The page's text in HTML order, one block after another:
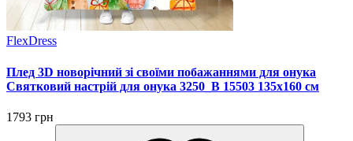
FlexDress
Плед 3D новорічний зі своїми побажаннями для онука
Святковий настрій для онука 3250_B 15503 135х160 см
1793 грн